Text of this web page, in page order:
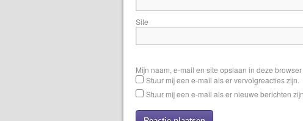
Site
Mijn naam, e-mail en site opslaan in deze
Stuur mij een e-mail als er vervolgreacties zijn.
Stuur mij een e-mail als er nieuwe berichten